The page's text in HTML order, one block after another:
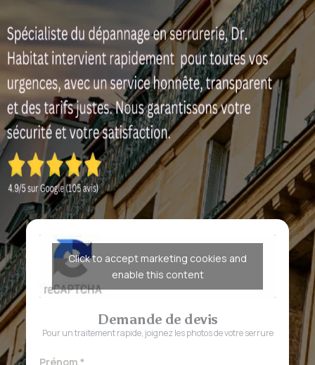
Click to accept marketing cookies and
enable this content
Demande de devis
Pour un traitement rapide, joignez les photos de votre serrure
Prénom*